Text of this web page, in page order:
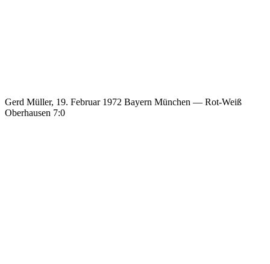
Gerd Müller, 19. Februar 1972 Bayern München — Rot-Weiß
Oberhausen 7:0